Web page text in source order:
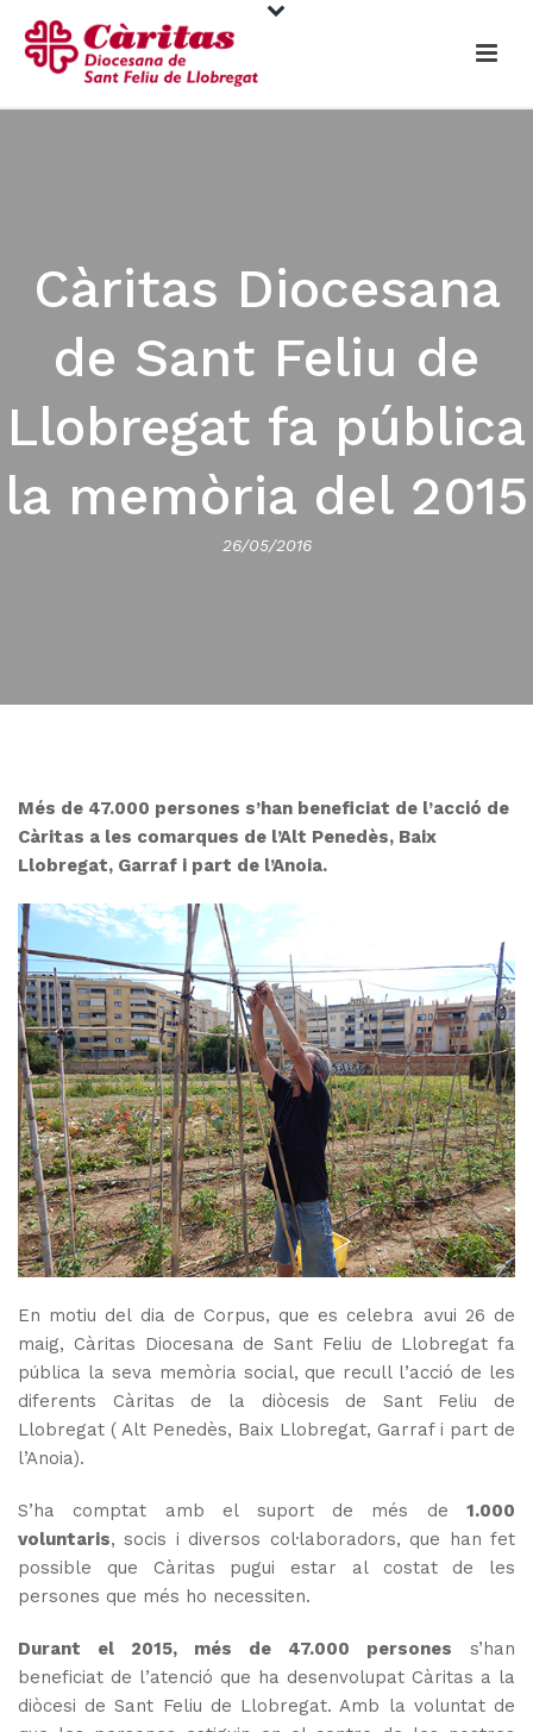
Càritas Diocesana
de Sant Feliu de
Llobregat fa pública
la memòria del 2015
26/05/2016
Més de 47.000 persones s’han beneficiat de l’acció de
Càritas a les comarques de l’Alt Penedès, Baix
Llobregat, Garraf i part de l’Anoia.
En motiu del dia de Corpus, que es celebra avui 26 de
maig, Càritas Diocesana de Sant Feliu de Llobregat fa
pública la seva memòria social, que recull l’acció de les
diferents Càritas de la diòcesis de Sant Feliu de
Llobregat ( Alt Penedès, Baix Llobregat, Garraf i part de
l’Anoia).
S’ha comptat amb el suport de més de 1.000
voluntaris, socis i diversos col·laboradors, que han fet
possible que Càritas pugui estar al costat de les
persones que més ho necessiten.
Durant el 2015, més de 47.000 persones s’han
beneficiat de l’atenció que ha desenvolupat Càritas a la
diòcesi de Sant Feliu de Llobregat. Amb la voluntat de